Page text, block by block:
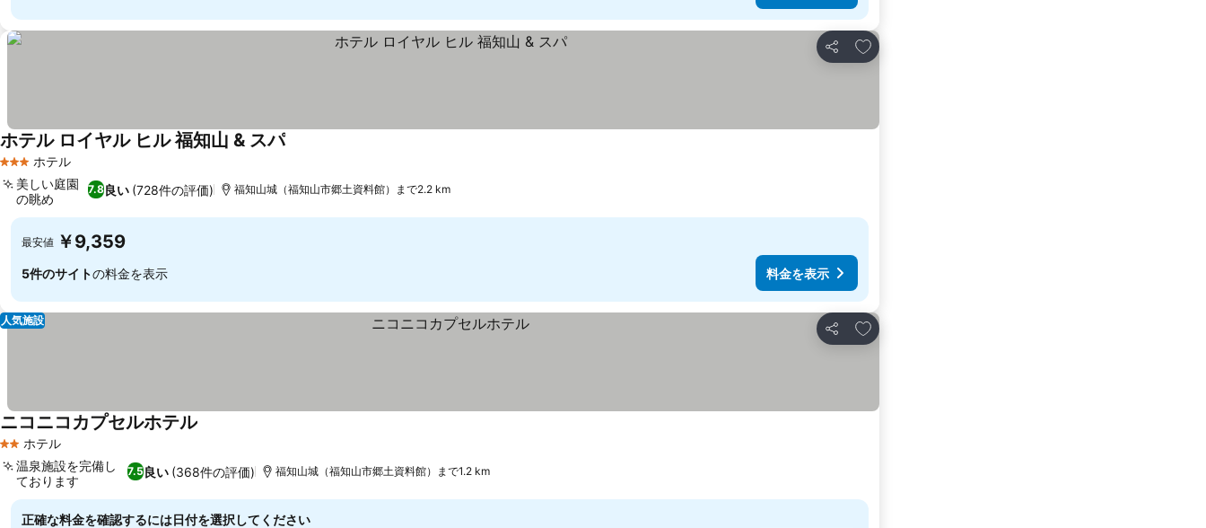
シェア
お気に入りに追加
3 ホテルのランク
ホテル
ホテル ロイヤル ヒル 福知山 & スパ料金を表示
7.8良い (728件の評価)
美しい庭園
の眺め
福知山城（福知山市郷土資料館）まで2.2 km
最安値 ￥9,359
5件のサイトの料金を表示 料金を表示
シェア
お気に入りに追加
人気施設
2 ホテルのランク
ホテル
ニコニコカプセルホテル
7.5良い (368件の評価)
温泉施設を完備し
ております
福知山城（福知山市郷土資料館）まで1.2 km
正確な料金を確認するには日付を選択してください